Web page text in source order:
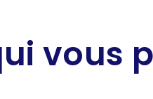
vous